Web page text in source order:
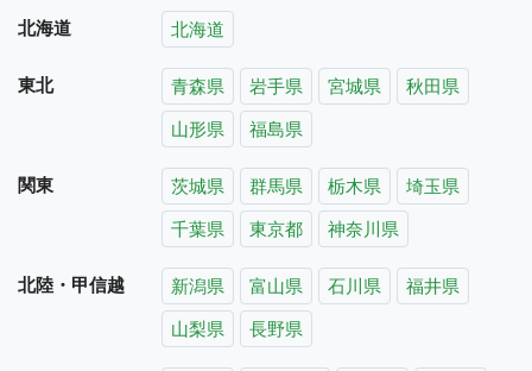
北海道 北海道
東北 青森県 岩手県 宮城県
秋田県
山形県
福島県
関東 茨城県 群馬県 栃木県
埼玉県
千葉県
東京都 神奈川県
北陸・甲信越 新潟県 富山県 石川県
福井県
山梨県
長野県